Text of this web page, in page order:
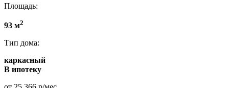
Площадь:
93 м2
Тип дома:
каркасный
В ипотеку